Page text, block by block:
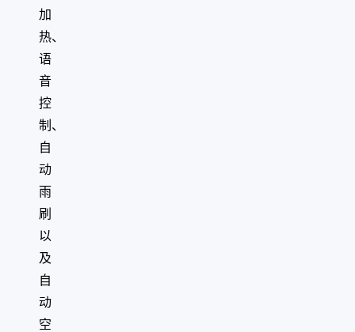
加
热、
语
音
控
制、
自
动
雨
刷
以
及
自
动
空